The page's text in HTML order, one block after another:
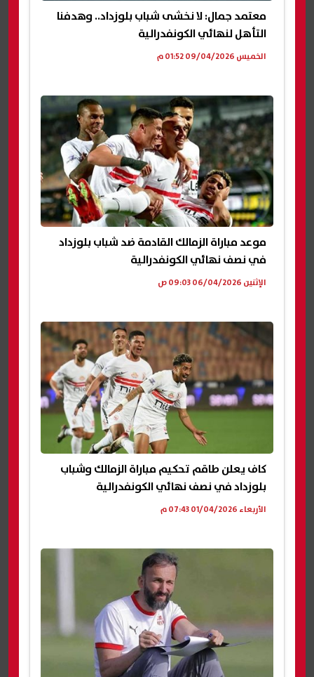
معتمد جمال: لا نخشى شباب بلوزداد.. وهدفنا
التأهل لنهائي الكونفدرالية
الخميس 09/04/2026 01:52 م
موعد مباراة الزمالك القادمة ضد شباب بلوزداد
في نصف نهائي الكونفدرالية
الإثنين 06/04/2026 09:03 ص
كاف يعلن طاقم تحكيم مباراة الزمالك وشباب
بلوزداد في نصف نهائي الكونفدرالية
الأربعاء 01/04/2026 07:43 م